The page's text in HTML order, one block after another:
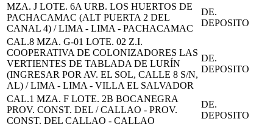
MZA. J LOTE. 6A URB. LOS HUERTOS DE
PACHACAMAC (ALT PUERTA 2 DEL
CANAL 4) / LIMA - LIMA - PACHACAMAC
DE.
DEPOSITO
CAL.8 MZA. G-01 LOTE. 02 Z.I.
COOPERATIVA DE COLONIZADORES LAS
VERTIENTES DE TABLADA DE LURÍN
(INGRESAR POR AV. EL SOL, CALLE 8 S/N,
AL) / LIMA - LIMA - VILLA EL SALVADOR
DE.
DEPOSITO
CAL.1 MZA. F LOTE. 2B BOCANEGRA
PROV. CONST. DEL / CALLAO - PROV.
CONST. DEL CALLAO - CALLAO
DE.
DEPOSITO